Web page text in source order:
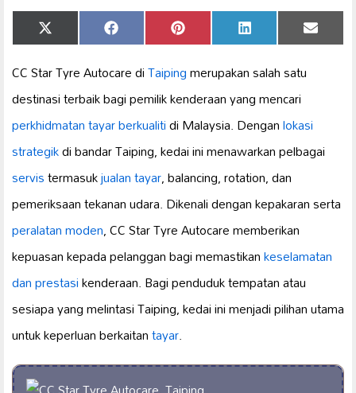
Share
on
X
(Twitter)
Share
on
Facebook Share
on
Pinterest Share
on
LinkedIn Share
on
Email
CC Star Tyre Autocare diTaipingmerupakan salah satu
destinasi terbaik bagi pemilik kenderaan yang mencari
perkhidmatan tayar berkualitidi Malaysia. Denganlokasi
strategikdi bandar Taiping, kedai ini menawarkan pelbagai
servistermasukjualan tayar, balancing, rotation, dan
pemeriksaan tekanan udara. Dikenali dengan kepakaran serta
peralatan moden, CC Star Tyre Autocare memberikan
kepuasan kepada pelanggan bagi memastikankeselamatan
dan prestasikenderaan. Bagi penduduk tempatan atau
sesiapa yang melintasi Taiping, kedai ini menjadi pilihan utama
untuk keperluan berkaitantayar.